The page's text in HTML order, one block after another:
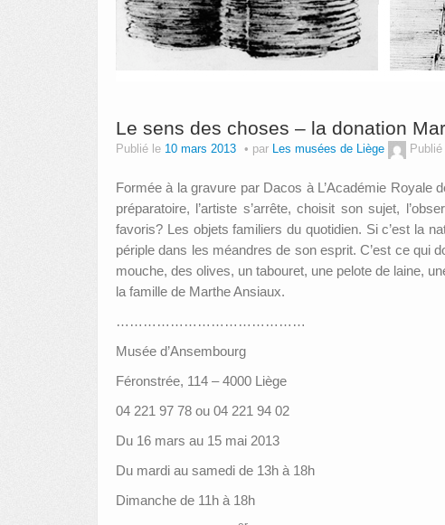
Le sens des choses – la donation
Publié le 10 mars 2013 par Les musées de Liège
Formée à la gravure par Dacos à L’Académie Royale
préparatoire, l’artiste s’arrête, choisit son sujet,
favoris? Les objets familiers du quotidien. Si c’est la
périple dans les méandres de son esprit. C’est ce qui
mouche, des olives, un tabouret, une pelote de laine,
la famille de Marthe Ansiaux.
……………………………………
Musée d’Ansembourg
Féronstrée, 114 –4000 Liège
04 221 97 78 ou 04 221 94 02
Du 16 mars au 15 mai 2013
Du mardi au samedi de 13h à 18h
Dimanche de 11h à 18h